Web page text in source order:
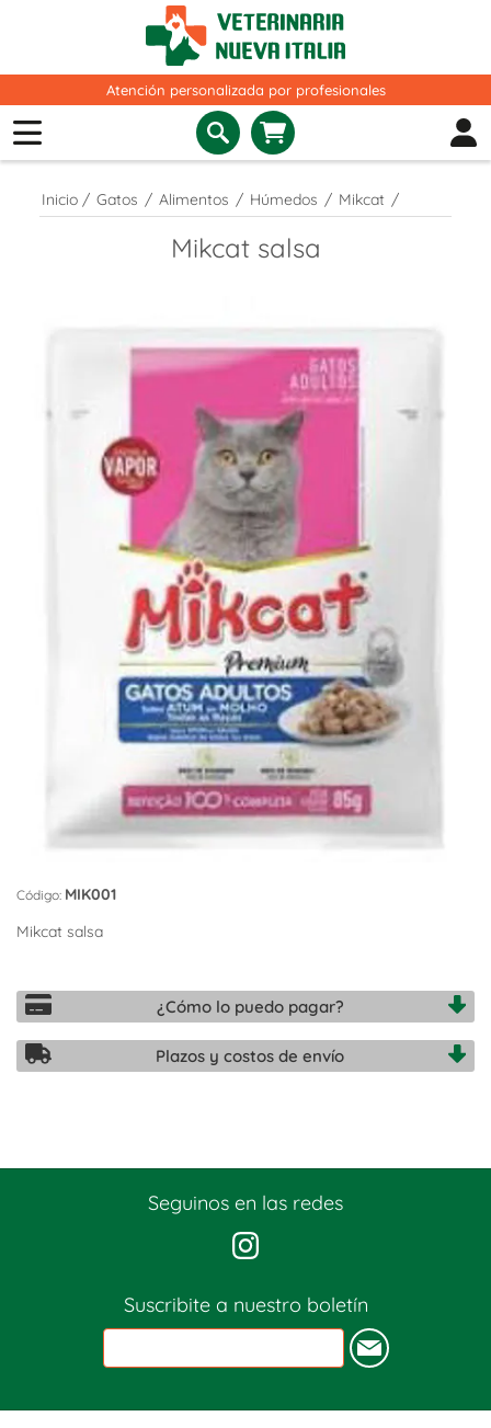
Atención personalizada por profesionales
Inicio / Gatos / Alimentos / Húmedos / Mikcat /
Mikcat salsa
Código: MIK001
Mikcat salsa
¿Cómo lo puedo pagar?
Plazos y costos de envío
Seguinos en las redes
Suscribite a nuestro boletín